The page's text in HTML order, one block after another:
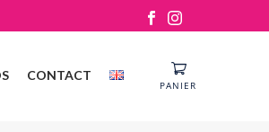
CONTACT
PANIER